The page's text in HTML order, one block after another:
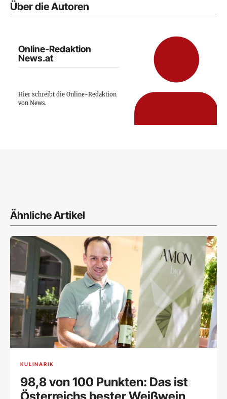
Über die Autoren
Online-Redaktion
News.at
Hier schreibt die Online-Redaktion
von News.
Ähnliche Artikel
KULINARIK
98,8 von 100 Punkten: Das ist